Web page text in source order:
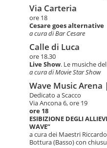
Via Carteria
ore 18
Cesare goes alternative
a cura di Bar Cesare
Calle di Luca
ore 18.30
Live Show. Le musiche
a cura di Movie Star Show
Wave Music
Dedicato a Scacco
Via Ancona 6, ore 19
ore 18
ESIBIZIONE DEGLI
WAVE”
a cura dei Maestri
Bottura (Basso) con